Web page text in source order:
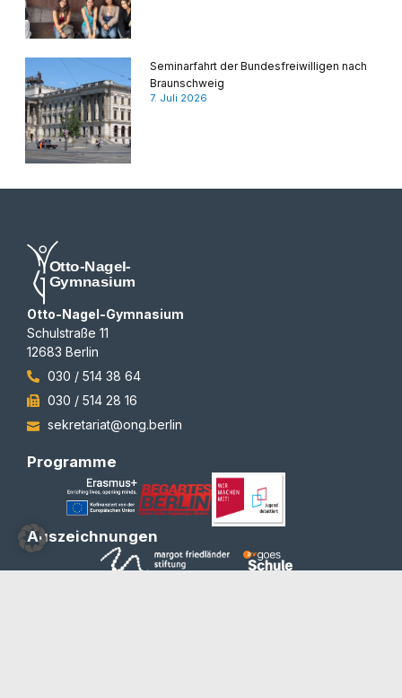
Seminarfahrt der Bundesfreiwilligen nach
Braunschweig
7. Juli 2026
Otto-Nagel-Gymnasium
Schulstraße 11
12683 Berlin
030 / 514 38 64
030 / 514 28 16
sekretariat@ong.berlin
Programme
Auszeichnungen